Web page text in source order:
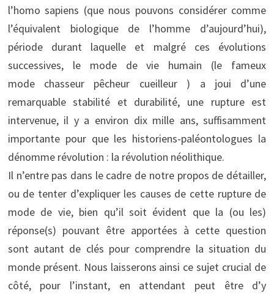
l’homo sapiens (que nous pouvons considérer comme
l’équivalent biologique de l’homme d’aujourd’hui),
période durant laquelle et malgré ces évolutions
successives, le mode de vie humain (le fameux
mode chasseur pêcheur cueilleur ) a joui d’une
remarquable stabilité et durabilité, une rupture est
intervenue, il y a environ dix mille ans, suffisamment
importante pour que les historiens-paléontologues la
dénomme révolution : la révolution néolithique.
Il n’entre pas dans le cadre de notre propos de détailler,
ou de tenter d’expliquer les causes de cette rupture de
mode de vie, bien qu’il soit évident que la (ou les)
réponse(s) pouvant être apportées à cette question
sont autant de clés pour comprendre la situation du
monde présent. Nous laisserons ainsi ce sujet crucial de
côté, pour l’instant, en attendant peut être d’y